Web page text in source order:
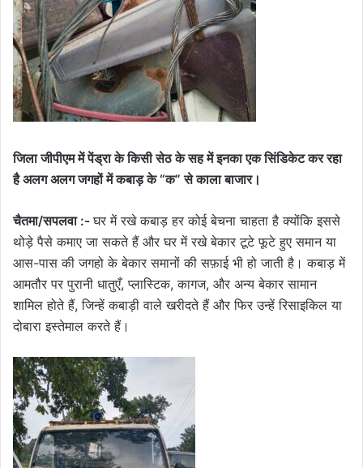
जिला जीपीएम में पेंड्रा के किसी सेठ के सह में इनका एक सिंडिकेट कर रहा
है अलग अलग जगहों में कबाड़ के “क” से काला बाजार।
चैतमा/सपलवा :-घर में रखे कबाड़ हर कोई बेचना चाहता है क्योंकि इससे
थोड़े पैसे कमाए जा सकते हैं और घर में रखे बेकार टूटे फूटे हुए समान या
आस-पास की जगहो के बेकार समानों की सफ़ाई भी हो जाती है। कबाड़ में
आमतौर पर पुरानी धातुएँ, प्लास्टिक, कागज, और अन्य बेकार सामान
शामिल होते हैं, जिन्हें कबाड़ी वाले खरीदते हैं और फिर उन्हें रिसाइकिल या
दोबारा इस्तेमाल करते हैं।